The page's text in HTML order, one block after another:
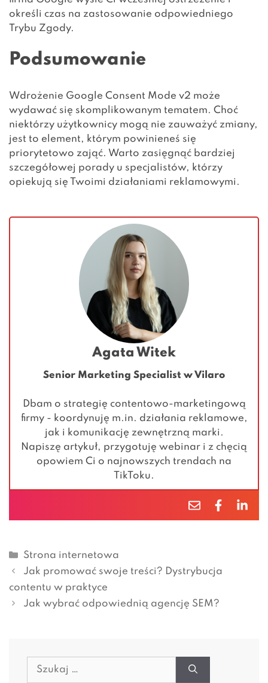
określi czas na zastosowanie odpowiedniego
Trybu Zgody.
Podsumowanie
Wdrożenie Google Consent Mode v2 może
wydawać się skomplikowanym tematem. Choć
niektórzy użytkownicy mogą nie zauważyć zmiany,
jest to element, którym powinieneś się
priorytetowo zająć. Warto zasięgnąć bardziej
szczegółowej porady u specjalistów, którzy
opiekują się Twoimi działaniami reklamowymi.
Agata Witek
Senior Marketing Specialist w Vilaro
Dbam o strategię contentowo-marketingową
firmy - koordynuję m.in. działania reklamowe,
jak i komunikację zewnętrzną marki.
Napiszę artykuł, przygotuję webinar i z chęcią
opowiem Ci o najnowszych trendach na
TikToku.
Kategorie
Strona internetowa
Jak promować swoje treści? Dystrybucja
contentu w praktyce
Jak wybrać odpowiednią agencję SEM?
Szukaj: